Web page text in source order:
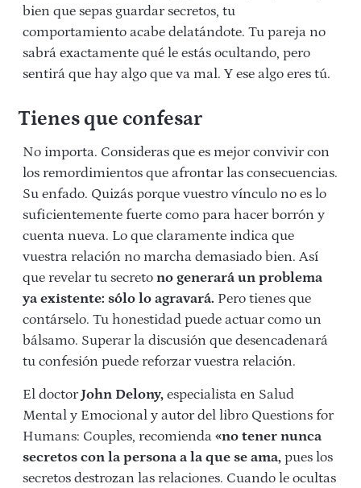
bien que sepas guardar secretos, tu
comportamiento acabe delatándote. Tu pareja no
sabrá exactamente qué le estás ocultando, pero
sentirá que hay algo que va mal. Y ese algo eres tú.
Tienes que confesar
No importa. Consideras que es mejor convivir con
los remordimientos que afrontar las consecuencias.
Su enfado. Quizás porque vuestro vínculo no es lo
suficientemente fuerte como para hacer borrón y
cuenta nueva. Lo que claramente indica que
vuestra relación no marcha demasiado bien. Así
que revelar tu secreto no generará un problema
ya existente: sólo lo agravará. Pero tienes que
contárselo. Tu honestidad puede actuar como un
bálsamo. Superar la discusión que desencadenará
tu confesión puede reforzar vuestra relación.
El doctorJohn Delony, especialista en Salud
Mental y Emocional y autor del libro Questions for
Humans: Couples, recomienda «no tener nunca
secretos con la persona a la que se ama, pues los
secretos destrozan las relaciones. Cuando le ocultas